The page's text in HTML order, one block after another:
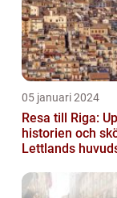
05 januari 2024
Resa till Riga:
historien och
Lettlands